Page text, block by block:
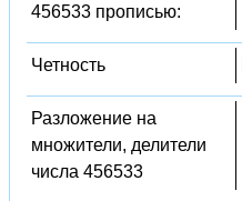
456533 прописью:
Четность
Разложение на
множители, делители
числа 456533